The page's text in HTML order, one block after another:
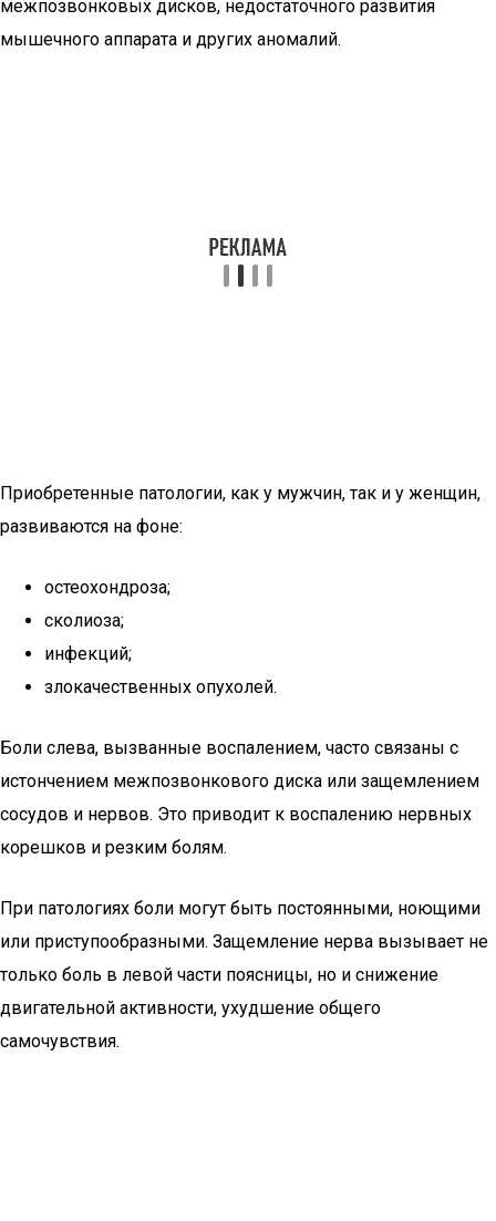
межпозвонковых дисков, недостаточного развития
мышечного аппарата и других аномалий.
Приобретенные патологии, как у мужчин, так и у женщин,
развиваются на фоне:
остеохондроза;
сколиоза;
инфекций;
злокачественных опухолей.
Боли слева, вызванные воспалением, часто связаны с
истончением межпозвонкового диска или защемлением
сосудов и нервов. Это приводит к воспалению нервных
корешков и резким болям.
При патологиях боли могут быть постоянными, ноющими
или приступообразными. Защемление нерва вызывает не
только боль в левой части поясницы, но и снижение
двигательной активности, ухудшение общего
самочувствия.